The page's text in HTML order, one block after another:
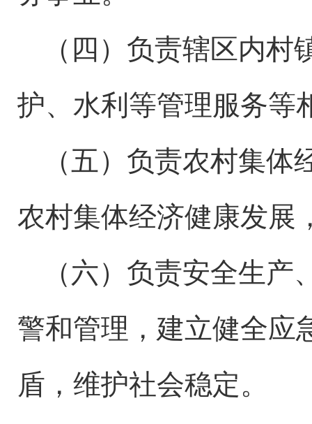
（四）负责辖区内村
护、水利等管理服务等
（五） 负责农村集体
农村集体经济健康发展
（六）负责安全生
警和管理，建立健全应
盾，维护社会稳定。